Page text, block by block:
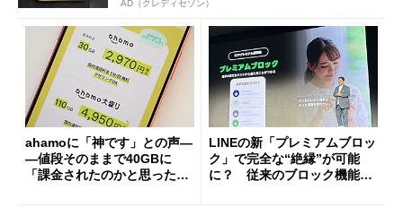
AD（クレディセゾン）
ahamoに「神です」との声―
―値段そのままで40GBに
「課金されたのかと思った」
LINEの新「プレミアムブロッ
ク」で完全な“絶縁”が可能
に？ 従来のブロック機能と